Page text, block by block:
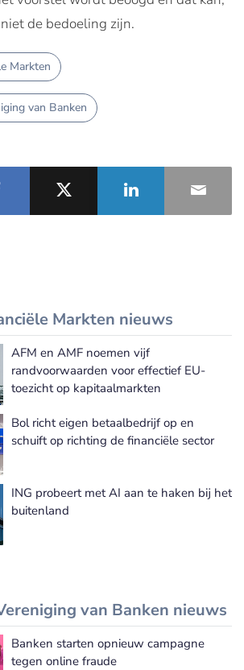
de bedoeling zijn.
Markten
van Banken
Markten nieuws
Autoriteit Financiële Markten nieuws
AFM en AMF noemen vijf
randvoorwaarden voor effectief EU-
toezicht op kapitaalmarkten
Bol richt eigen betaalbedrijf op en
schuift op richting de financiële sector
ING probeert met AI aan te haken bij het
buitenland
van Banken nieuws
Vereniging van Banken nieuws
Banken starten opnieuw campagne
tegen online fraude